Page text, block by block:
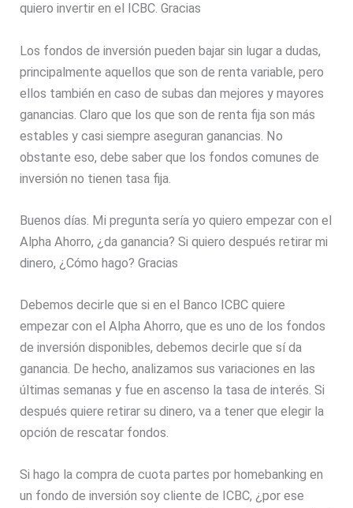
quiero invertir en el ICBC. Gracias
Los fondos de inversión pueden bajar sin lugar a dudas,
principalmente aquellos que son de renta variable, pero
ellos también en caso de subas dan mejores y mayores
ganancias. Claro que los que son de renta fija son más
estables y casi siempre aseguran ganancias. No
obstante eso, debe saber que los fondos comunes de
inversión no tienen tasa fija.
Buenos días. Mi pregunta sería yo quiero empezar con el
Alpha Ahorro, ¿da ganancia? Si quiero después retirar mi
dinero, ¿Cómo hago? Gracias
Debemos decirle que si en el Banco ICBC quiere
empezar con el Alpha Ahorro, que es uno de los fondos
de inversión disponibles, debemos decirle que sí da
ganancia. De hecho, analizamos sus variaciones en las
últimas semanas y fue en ascenso la tasa de interés. Si
después quiere retirar su dinero, va a tener que elegir la
opción de rescatar fondos.
Si hago la compra de cuota partes por homebanking en
un fondo de inversión soy cliente de ICBC, ¿por ese